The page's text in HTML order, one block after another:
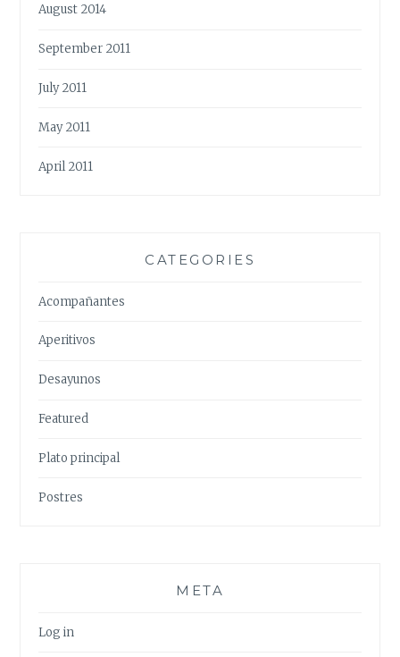
August 2014
September 2011
July 2011
May 2011
April 2011
CATEGORIES
Acompañantes
Aperitivos
Desayunos
Featured
Plato principal
Postres
META
Log in